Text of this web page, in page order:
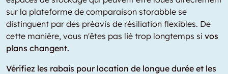
sur la plateforme de comparaison storabble se
distinguent par des préavis de résiliation flexibles. De
cette manière, vous n'êtes pas lié trop longtemps si vos
plans changent.
Vérifiez les rabais pour location de longue durée et les